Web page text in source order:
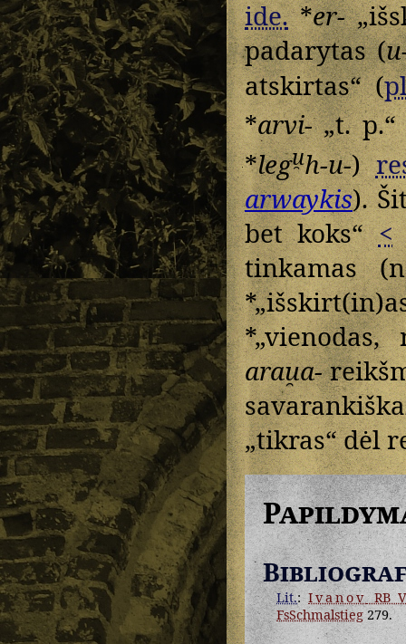
ide.*er-
padarytas (u
atskirtas“ (
*arvi-„t. p.“
*legu̯h-u-)
arwaykis).
bet koks“<
tinkamas
arau̯a-
„tikras“ dėl
Lit.:IvanovRB
FsSchmalstieg279.